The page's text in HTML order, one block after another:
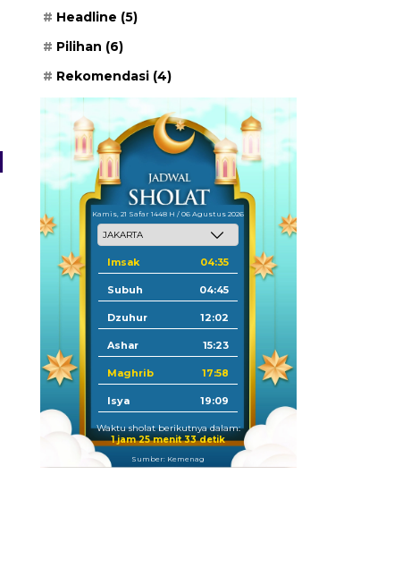
Headline (5)
Pilihan (6)
Rekomendasi (4)
Kamis, 21 Safar 1448 H / 06 Agustus 2026
Imsak 04:35
Subuh 04:45
Dzuhur 12:02
Ashar 15:23
Maghrib 17:58
Isya 19:09
Waktu sholat berikutnya dalam:
1 jam 25 menit 32 detik
Sumber: Kemenag